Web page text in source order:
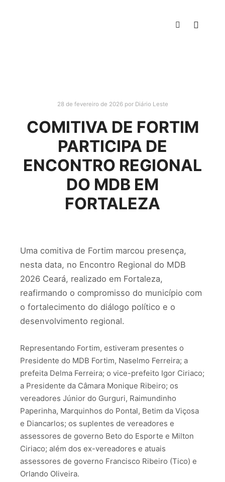
28 de fevereiro de 2026por Diário Leste
COMITIVA DE FORTIM
PARTICIPA DE
ENCONTRO REGIONAL
DO MDB EM
FORTALEZA
Uma comitiva de Fortim marcou presença,
nesta data, no Encontro Regional do MDB
2026 Ceará, realizado em Fortaleza,
reafirmando o compromisso do município com
o fortalecimento do diálogo político e o
desenvolvimento regional.
Representando Fortim, estiveram presentes o
Presidente do MDB Fortim, Naselmo Ferreira; a
prefeita Delma Ferreira; o vice-prefeito Igor Ciriaco;
a Presidente da Câmara Monique Ribeiro; os
vereadores Júnior do Gurguri, Raimundinho
Paperinha, Marquinhos do Pontal, Betim da Viçosa
e Diancarlos; os suplentes de vereadores e
assessores de governo Beto do Esporte e Milton
Ciriaco; além dos ex-vereadores e atuais
assessores de governo Francisco Ribeiro (Tico) e
Orlando Oliveira.